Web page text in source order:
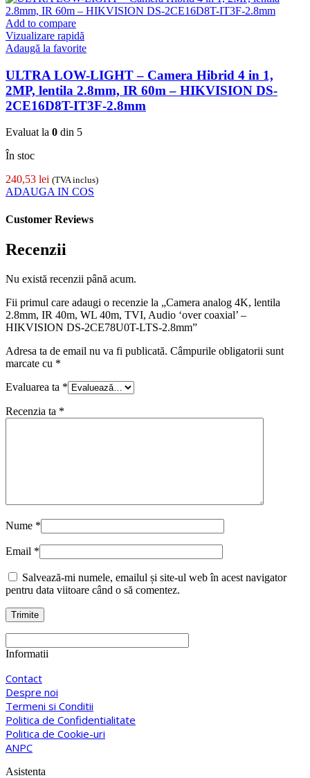
Add to compare
Vizualizare rapidă
Adaugă la favorite
ULTRA LOW-LIGHT – Camera Hibrid 4 in 1,
2MP, lentila 2.8mm, IR 60m – HIKVISION DS-
2CE16D8T-IT3F-2.8mm
Evaluat la 0 din 5
În stoc
240,53 lei (TVA inclus)
ADAUGA IN COS
Customer Reviews
Recenzii
Nu există recenzii până acum.
Fii primul care adaugi o recenzie la „Camera analog 4K, lentila
2.8mm, IR 40m, WL 40m, TVI, Audio ‘over coaxial’ –
HIKVISION DS-2CE78U0T-LTS-2.8mm”
Adresa ta de email nu va fi publicată. Câmpurile obligatorii sunt
marcate cu *
Evaluarea ta *
Recenzia ta *
Nume *
Email *
Salvează-mi numele, emailul și site-ul web în acest navigator
pentru data viitoare când o să comentez.
Informatii
Contact
Despre noi
Termeni si Conditii
Politica de Confidentialitate
Politica de Cookie-uri
ANPC
Asistenta